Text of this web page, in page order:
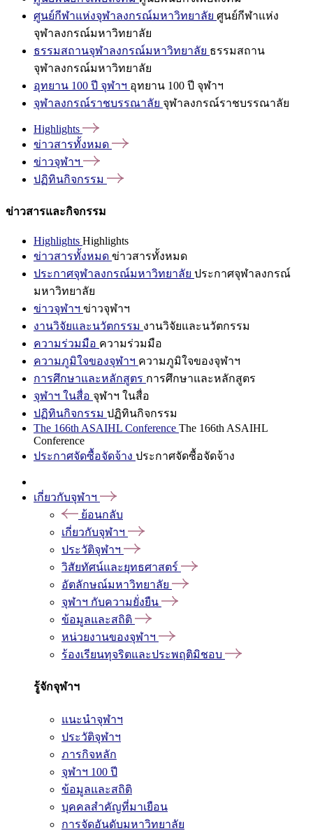
ศูนย์กีฬาแห่งจุฬาลงกรณ์มหาวิทยาลัย ศูนย์กีฬาแห่ง
จุฬาลงกรณ์มหาวิทยาลัย
ธรรมสถานจุฬาลงกรณ์มหาวิทยาลัย ธรรมสถาน
จุฬาลงกรณ์มหาวิทยาลัย
อุทยาน 100 ปี จุฬาฯ อุทยาน 100 ปี จุฬาฯ
จุฬาลงกรณ์ราชบรรณาลัย จุฬาลงกรณ์ราชบรรณาลัย
Highlights
ข่าวสารทั้งหมด
ข่าวจุฬาฯ
ปฏิทินกิจกรรม
ข่าวสารและกิจกรรม
Highlights Highlights
ข่าวสารทั้งหมด ข่าวสารทั้งหมด
ประกาศจุฬาลงกรณ์มหาวิทยาลัย ประกาศจุฬาลงกรณ์
มหาวิทยาลัย
ข่าวจุฬาฯ ข่าวจุฬาฯ
งานวิจัยและนวัตกรรม งานวิจัยและนวัตกรรม
ความร่วมมือ ความร่วมมือ
ความภูมิใจของจุฬาฯ ความภูมิใจของจุฬาฯ
การศึกษาและหลักสูตร การศึกษาและหลักสูตร
จุฬาฯ ในสื่อ จุฬาฯ ในสื่อ
ปฏิทินกิจกรรม ปฏิทินกิจกรรม
The 166th ASAIHL Conference The 166th ASAIHL
Conference
ประกาศจัดซื้อจัดจ้าง ประกาศจัดซื้อจัดจ้าง
เกี่ยวกับจุฬาฯ
ย้อนกลับ
เกี่ยวกับจุฬาฯ
ประวัติจุฬาฯ
วิสัยทัศน์และยุทธศาสตร์
อัตลักษณ์มหาวิทยาลัย
จุฬาฯ กับความยั่งยืน
ข้อมูลและสถิติ
หน่วยงานของจุฬาฯ
ร้องเรียนทุจริตและประพฤติมิชอบ
รู้จักจุฬาฯ
แนะนำจุฬาฯ
ประวัติจุฬาฯ
ภารกิจหลัก
จุฬาฯ 100 ปี
ข้อมูลและสถิติ
บุคคลสำคัญที่มาเยือน
การจัดอันดับมหาวิทยาลัย